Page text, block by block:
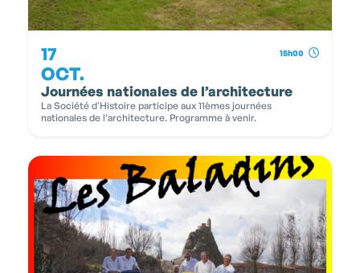
17
OCT.
15h00
Journées nationales de l’architecture
La Société d'Histoire participe aux 11èmes journées
nationales de l'architecture. Programme à venir.